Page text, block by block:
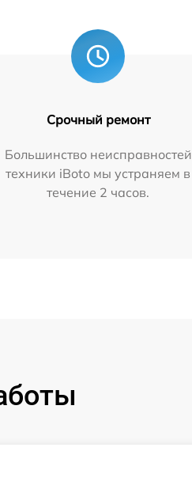
Срочный ремонт
Большинство неисправностей
техники iBoto мы устраняем в
течение 2 часов.